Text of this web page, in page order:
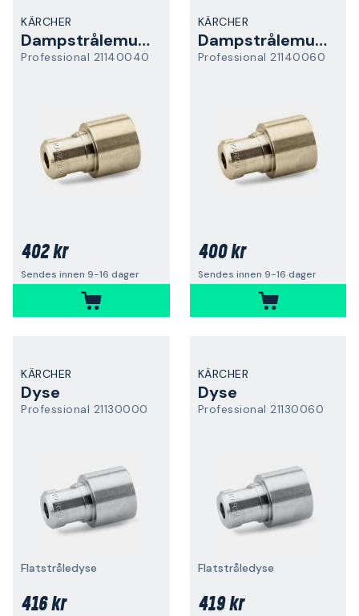
KÄRCHER
Dampstrålemunnstykke
Professional 21140040
402 kr
Sendes innen 9-16 dager
KÄRCHER
Dampstrålemunnstykke
Professional 21140060
400 kr
Sendes innen 9-16 dager
KÄRCHER
Dyse
Professional 21130000
Flatstråledyse
416 kr
KÄRCHER
Dyse
Professional 21130060
Flatstråledyse
419 kr